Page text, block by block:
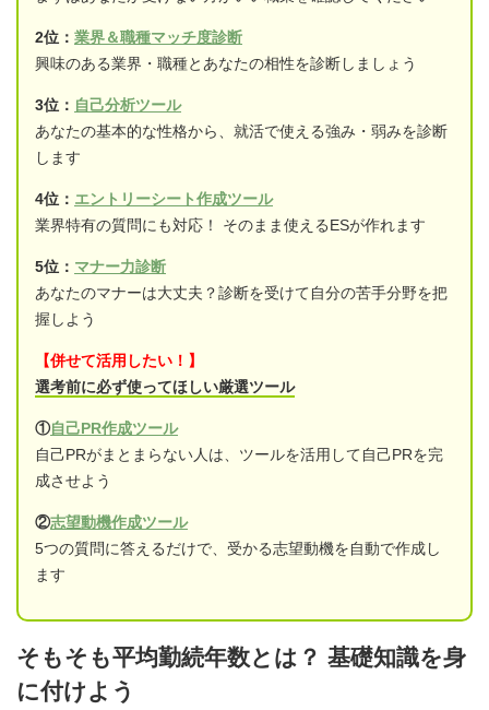
2位： 業界＆職種マッチ度診断
興味のある業界・職種とあなたの相性を診断しましょう
3位： 自己分析ツール
あなたの基本的な性格から、就活で使える強み・弱みを診断
します
4位： エントリーシート作成ツール
業界特有の質問にも対応！ そのまま使えるESが作れます
5位： マナー力診断
あなたのマナーは大丈夫？診断を受けて自分の苦手分野を把
握しよう
【併せて活用したい！】
選考前に必ず使ってほしい厳選ツール
①自己PR作成ツール
自己PRがまとまらない人は、ツールを活用して自己PRを完
成させよう
②志望動機作成ツール
5つの質問に答えるだけで、受かる志望動機を自動で作成し
ます
そもそも平均勤続年数とは？ 基礎知識を身
に付けよう